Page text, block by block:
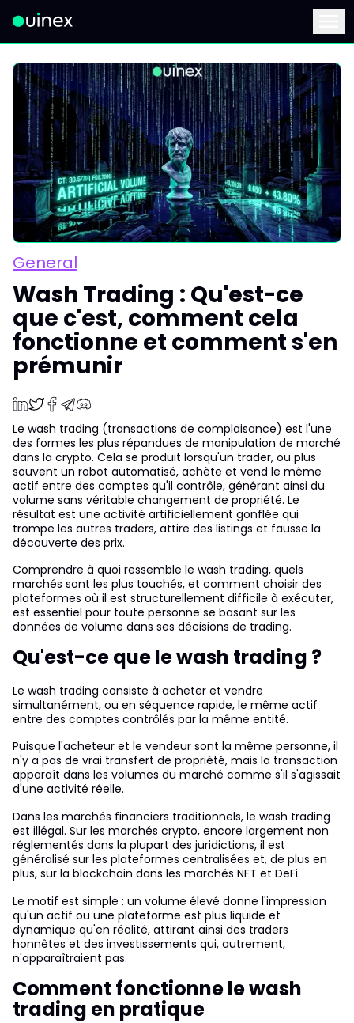
Ceci est le logo et, si vous cliquez dessus, vous serez
General
Wash Trading : Qu'est-ce
que c'est, comment cela
fonctionne et comment s'en
prémunir
Le wash trading (transactions de complaisance) est l'une
des formes les plus répandues de manipulation de marché
dans la crypto. Cela se produit lorsqu'un trader, ou plus
souvent un robot automatisé, achète et vend le même
actif entre des comptes qu'il contrôle, générant ainsi du
volume sans véritable changement de propriété. Le
résultat est une activité artificiellement gonflée qui
trompe les autres traders, attire des listings et fausse la
découverte des prix.
Comprendre à quoi ressemble le wash trading, quels
marchés sont les plus touchés, et comment choisir des
plateformes où il est structurellement difficile à exécuter,
est essentiel pour toute personne se basant sur les
données de volume dans ses décisions de trading.
Qu'est-ce que le wash trading ?
Le wash trading consiste à acheter et vendre
simultanément, ou en séquence rapide, le même actif
entre des comptes contrôlés par la même entité.
Puisque l'acheteur et le vendeur sont la même personne, il
n'y a pas de vrai transfert de propriété, mais la transaction
apparaît dans les volumes du marché comme s'il s'agissait
d'une activité réelle.
Dans les marchés financiers traditionnels, le wash trading
est illégal. Sur les marchés crypto, encore largement non
réglementés dans la plupart des juridictions, il est
généralisé sur les plateformes centralisées et, de plus en
plus, sur la blockchain dans les marchés NFT et DeFi.
Le motif est simple : un volume élevé donne l'impression
qu'un actif ou une plateforme est plus liquide et
dynamique qu'en réalité, attirant ainsi des traders
honnêtes et des investissements qui, autrement,
n'apparaîtraient pas.
Comment fonctionne le wash
trading en pratique